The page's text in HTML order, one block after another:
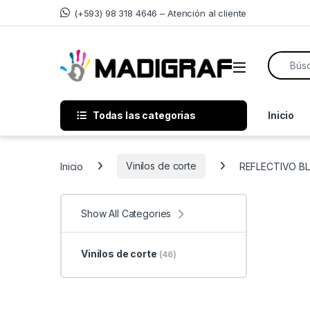
Skip to navigation
Skip to content (+593) 98 318 4646 – Atención al cliente
Search
Todas las categorias Inicio
Inicio Vinilos de corte REFLECTIVO
Show All Categories
Vinilos de corte (46)